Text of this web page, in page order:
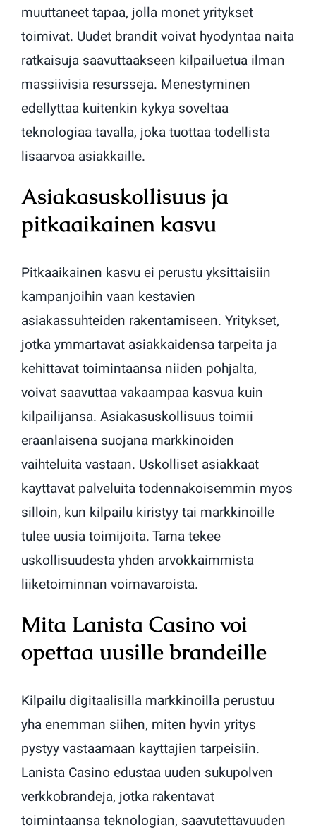
muuttaneet tapaa, jolla monet yritykset
toimivat. Uudet brandit voivat hyodyntaa naita
ratkaisuja saavuttaakseen kilpailuetua ilman
massiivisia resursseja. Menestyminen
edellyttaa kuitenkin kykya soveltaa
teknologiaa tavalla, joka tuottaa todellista
lisaarvoa asiakkaille.
Asiakasuskollisuus ja
pitkaaikainen kasvu
Pitkaaikainen kasvu ei perustu yksittaisiin
kampanjoihin vaan kestavien
asiakassuhteiden rakentamiseen. Yritykset,
jotka ymmartavat asiakkaidensa tarpeita ja
kehittavat toimintaansa niiden pohjalta,
voivat saavuttaa vakaampaa kasvua kuin
kilpailijansa. Asiakasuskollisuus toimii
eraanlaisena suojana markkinoiden
vaihteluita vastaan. Uskolliset asiakkaat
kayttavat palveluita todennakoisemmin myos
silloin, kun kilpailu kiristyy tai markkinoille
tulee uusia toimijoita. Tama tekee
uskollisuudesta yhden arvokkaimmista
liiketoiminnan voimavaroista.
Mita Lanista Casino voi
opettaa uusille brandeille
Kilpailu digitaalisilla markkinoilla perustuu
yha enemman siihen, miten hyvin yritys
pystyy vastaamaan kayttajien tarpeisiin.
Lanista Casino edustaa uuden sukupolven
verkkobrandeja, jotka rakentavat
toimintaansa teknologian, saavutettavuuden